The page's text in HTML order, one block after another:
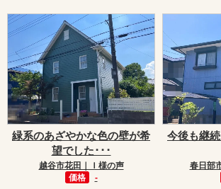
緑系のあざやかな色の壁が希
望でした･･･
越谷市花田｜Ｉ様の声
価格
-
今後も継
春日部